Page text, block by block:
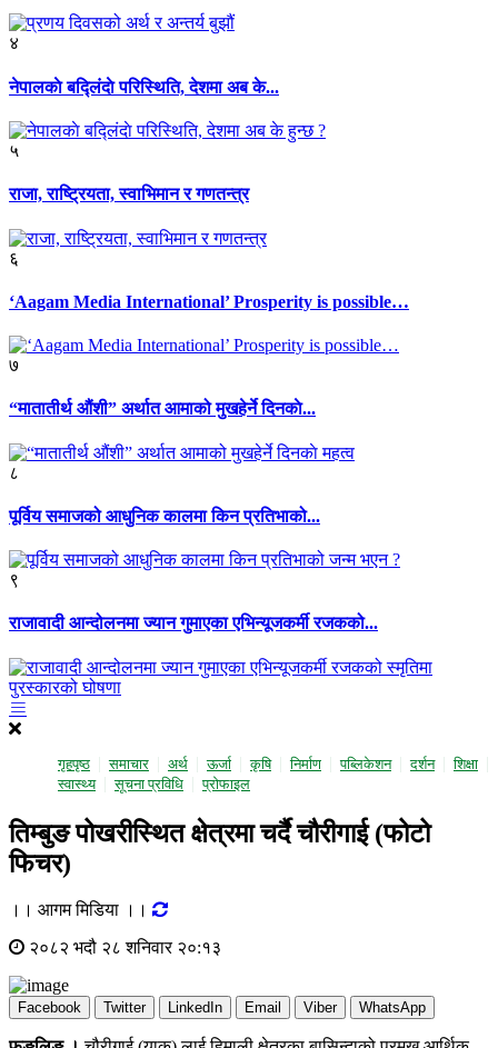
४
नेपालकाे बद्लिंदाे परिस्थिति, देशमा अब के...
५
राजा, राष्ट्रियता, स्वाभिमान र गणतन्त्र
६
‘Aagam Media International’ Prosperity is possible…
७
“मातातीर्थ औंशी” अर्थात आमाको मुखहेर्ने दिनकाे...
८
पूर्विय समाजको आधुनिक कालमा किन प्रतिभाको...
९
राजावादी आन्दोलनमा ज्यान गुमाएका एभिन्यूजकर्मी रजकको...
गृहपृष्ठ समाचार अर्थ ऊर्जा कृषि निर्माण पब्लिकेशन दर्शन
शिक्षा
स्वास्थ्य
सूचना प्रविधि प्राेफाइल
तिम्बुङ पोखरीस्थित क्षेत्रमा चर्दै चौरीगाई (फोटो
फिचर)
।। आगम मिडिया ।।
२०८२ भदौ २८ शनिवार २०:१३
Facebook Twitter LinkedIn Email Viber WhatsApp